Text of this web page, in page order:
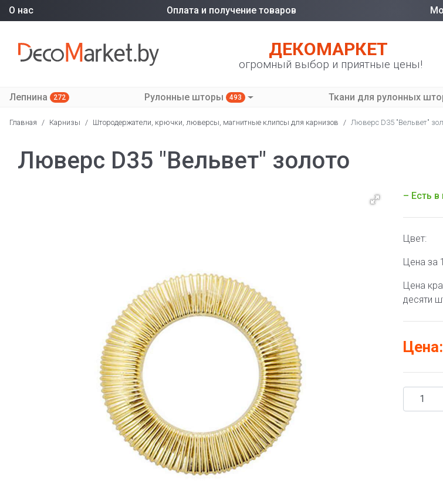
О нас Оплата и получение товаров
ДЕКОМАРКЕТ
огромный выбор и приятные цены!
Лепнина 272 Рулонные шторы 493 Ткани для рулонных
Главная / Карнизы / Штородержатели, крючки, люверсы, магнитные клипсы для карнизов / Люверс D35 "Вельвет"
Люверс D35 "Вельвет" золото
– Есть в
Цвет:
Цена за
Цена
десяти
Цена: